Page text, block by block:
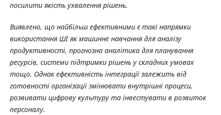
посилити якість ухвалення рішень.
Виявлено, що найбільш ефективними є такі напрямки
використання ШІ як машинне навчання для аналізу
продуктивності, прогнозна аналітика для планування
ресурсів, системи підтримки рішень у складних умовах
тощо. Однак ефективність інтеграції залежить від
готовності організації змінювати внутрішні процеси,
розвивати цифрову культуру та інвестувати в розвиток
персоналу.